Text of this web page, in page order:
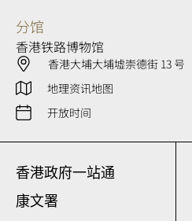
分馆
香港铁路博物馆
香港大埔大埔墟崇德街 13 号
地理资讯地图
开放时间
香港政府一站通
康文署